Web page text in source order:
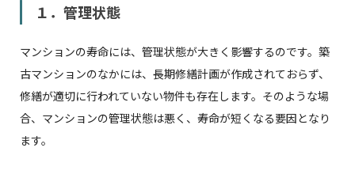
１．管理状態
マンションの寿命には、管理状態が大きく影響するのです。築
古マンションのなかには、長期修繕計画が作成されておらず、
修繕が適切に行われていない物件も存在します。そのような場
合、マンションの管理状態は悪く、寿命が短くなる要因となり
ます。